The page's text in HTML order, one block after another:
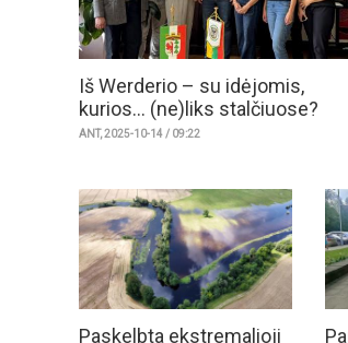
Iš Werderio – su idėjomis,
kurios... (ne)liks stalčiuose?
ANT, 2025-10-14 / 09:22
Paskelbta ekstremalioji